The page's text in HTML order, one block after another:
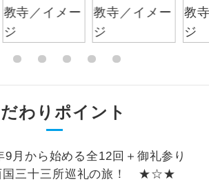
わりポイント
から始める全12回＋御礼参り
国三十三所巡礼の旅！ ★☆★
ご宿泊ホテルに露天風呂が付いていま
す。
ご宿泊ホテルに大浴場が付いています。
全てのお食事が付いていますので、お食
事の心配はいりません。（機内食を除
く）
だけます。